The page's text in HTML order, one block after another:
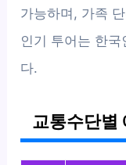
가능하며, 가족
인기 투어는 한
다.
교통수단별